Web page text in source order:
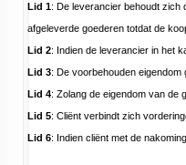
Lid 1: De leverancier behoudt zich
afgeleverde goederen totdat de
Lid 2: Indien de leverancier in het
Lid 3: De voorbehouden
Lid 4: Zolang de eigendom van de
Lid 5: Cliënt verbindt zich
Lid 6: Indien cliënt met de